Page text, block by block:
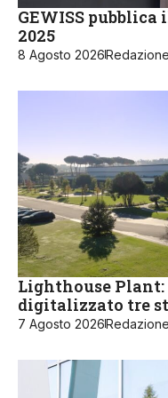
GEWISS
2025
8 Agosto 2026
Lighthouse Plant:
digitalizzato tre
7 Agosto 2026